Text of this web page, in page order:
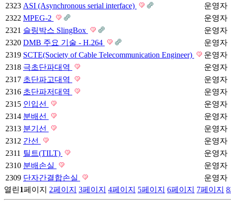
2323 ASI (Asynchronous serial interface) 운영자
2322 MPEG-2 운영자
2321 슬링박스 SlingBox 운영자
2320 DMB 주요 기술 - H.264 운영자
2319 SCTE(Society of Cable Telecommunication Engineer) 운영자
2318 극초단파대역 운영자
2317 초단파고대역 운영자
2316 초단파저대역 운영자
2315 인입선 운영자
2314 분배선 운영자
2313 분기선 운영자
2312 간선 운영자
2311 틸트(TILT) 운영자
2310 분배손실 운영자
2309 단자간결합손실 운영자
열린1페이지 2페이지 3페이지 4페이지 5페이지 6페이지 7페이지 8